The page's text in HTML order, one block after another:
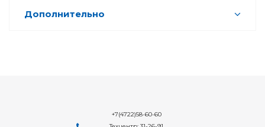
Дополнительно
+7(4722)58-60-60